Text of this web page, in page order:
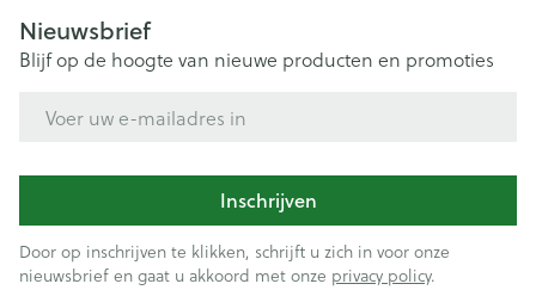
Nieuwsbrief
Blijf op de hoogte van nieuwe producten en promoties
Inschrijven
Door op inschrijven te klikken, schrijft u zich in voor onze
nieuwsbrief en gaat u akkoord met onze privacy policy.